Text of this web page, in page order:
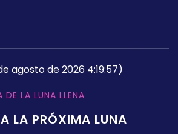
agosto de 2026 4:19:57)
DE LA LUNA LLENA
LA PRÓXIMA LUNA